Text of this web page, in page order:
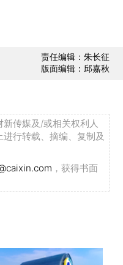
责任编辑：朱长征
版面编辑：邱嘉秋
传媒及/或相关权利人
行转载、摘编、复制及
，获得书面